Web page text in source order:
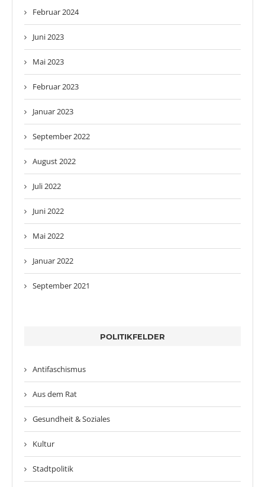
Februar 2024
Juni 2023
Mai 2023
Februar 2023
Januar 2023
September 2022
August 2022
Juli 2022
Juni 2022
Mai 2022
Januar 2022
September 2021
POLITIKFELDER
Antifaschismus
Aus dem Rat
Gesundheit & Soziales
Kultur
Stadtpolitik